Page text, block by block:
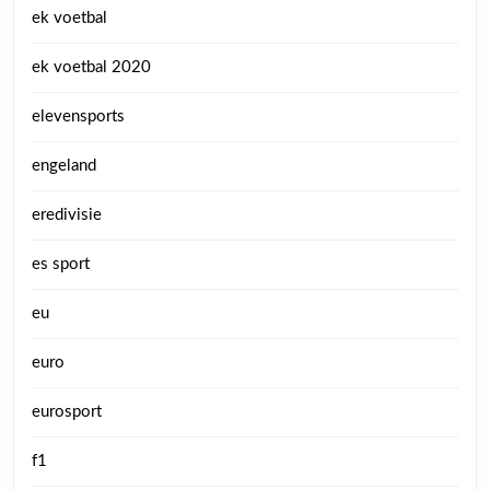
ek voetbal
ek voetbal 2020
elevensports
engeland
eredivisie
es sport
eu
euro
eurosport
f1